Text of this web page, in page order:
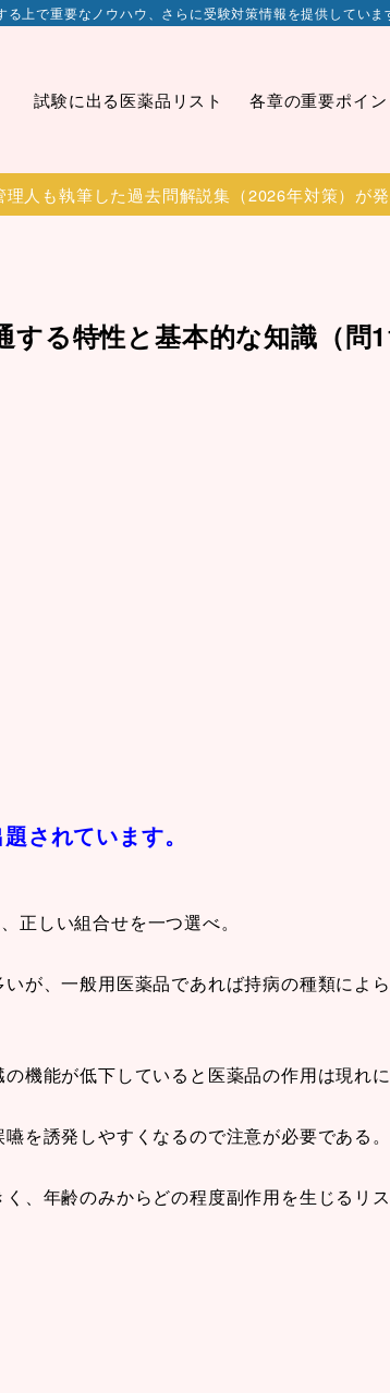
上で重要なノウハウ、さらに受験対策情報を提供していま
試験に出る医薬品リスト 各章の重要ポイン
理人も執筆した過去問解説集（2026年対策）が
する特性と基本的な知識（問
されています。
正しい組合せを一つ選べ。
が、一般用医薬品であれば持病の種類によ
機能が低下していると医薬品の作用は現れに
を誘発しやすくなるので注意が必要である。
、年齢のみからどの程度副作用を生じるリ